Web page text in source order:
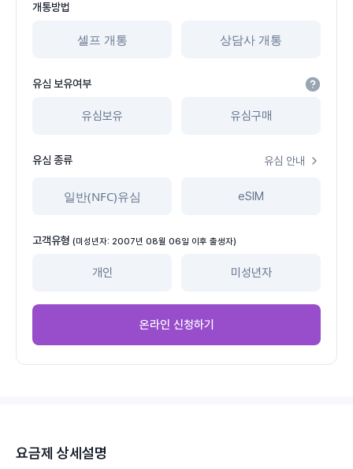
개통방법
셀프 개통 상담사 개통
유심 보유여부
유심보유 유심구매
유심 종류 유심 안내
일반(NFC)유심 eSIM
고객유형 (미성년자: 2007년 08월 06일 이후 출생자)
개인 미성년자
온라인 신청하기
요금제 상세설명